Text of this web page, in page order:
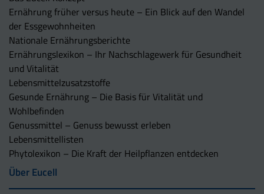
Ernährung früher versus heute – Ein Blick auf den Wandel
der Essgewohnheiten
Nationale Ernährungsberichte
Ernährungslexikon – Ihr Nachschlagewerk für Gesundheit
und Vitalität
Lebensmittelzusatzstoffe
Gesunde Ernährung – Die Basis für Vitalität und
Wohlbefinden
Genussmittel – Genuss bewusst erleben
Lebensmittellisten
Phytolexikon – Die Kraft der Heilpflanzen entdecken
Über Eucell